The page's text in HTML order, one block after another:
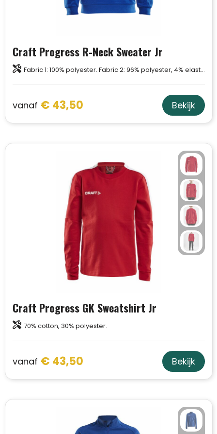
Craft Progress R-Neck Sweater Jr
Fabric 1: 100% polyester. Fabric 2: 96% polyester, 4% elastane.
vanaf € 43,50 Bekijk
Craft Progress GK Sweatshirt Jr
70% cotton, 30% polyester.
vanaf € 43,50 Bekijk